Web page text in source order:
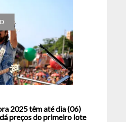
2025 têm até dia (06)
preços do primeiro lote